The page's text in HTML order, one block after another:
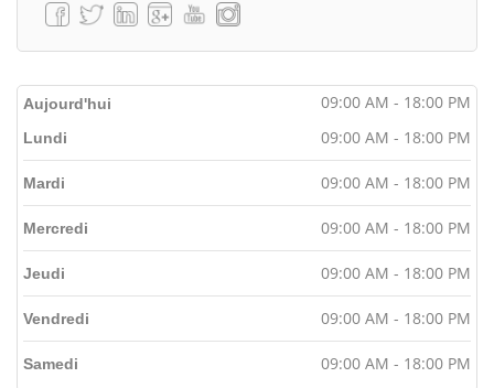
Aujourd'hui 09:00 AM - 18:00 PM
Lundi 09:00 AM - 18:00 PM
Mardi 09:00 AM - 18:00 PM
Mercredi 09:00 AM - 18:00 PM
Jeudi 09:00 AM - 18:00 PM
Vendredi 09:00 AM - 18:00 PM
Samedi 09:00 AM - 18:00 PM